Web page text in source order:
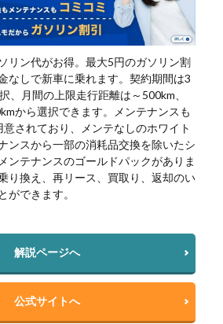
リン代がお得。最大5円のガソリン割
なしで新車に乗れます。契約期間は3
、月間の上限走行距離は～500km、
から選択できます。メンテナンスも
されており、メンテなしのホワイト
ンスから一部の消耗品交換を除いたシ
ンテナンスのゴールドパックがありま
り換え、再リース、買取り、返却のい
ができます。
解説ページへ
公式サイトへ